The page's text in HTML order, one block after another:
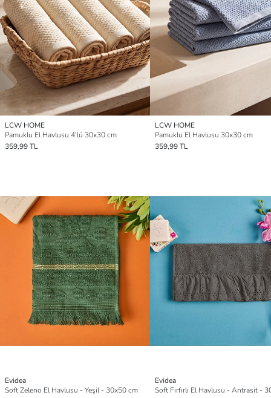
LCW HOME
Pamuklu El Havlusu 4'lü 30x30 cm
359,99 TL
LCW HOME
Pamuklu El Havlusu 30x30 cm
359,99 TL
Evidea
Soft Zeleno El Havlusu - Yeşil - 30x50 cm
Evidea